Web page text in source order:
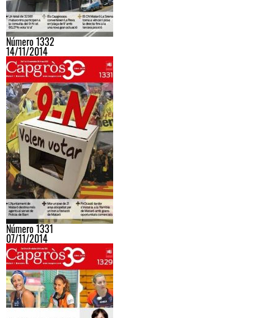
Número 1332
14/11/2014
Número 1331
07/11/2014